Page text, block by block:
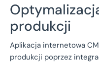
produkcji
Aplikacja internetowa
produkcji poprzez